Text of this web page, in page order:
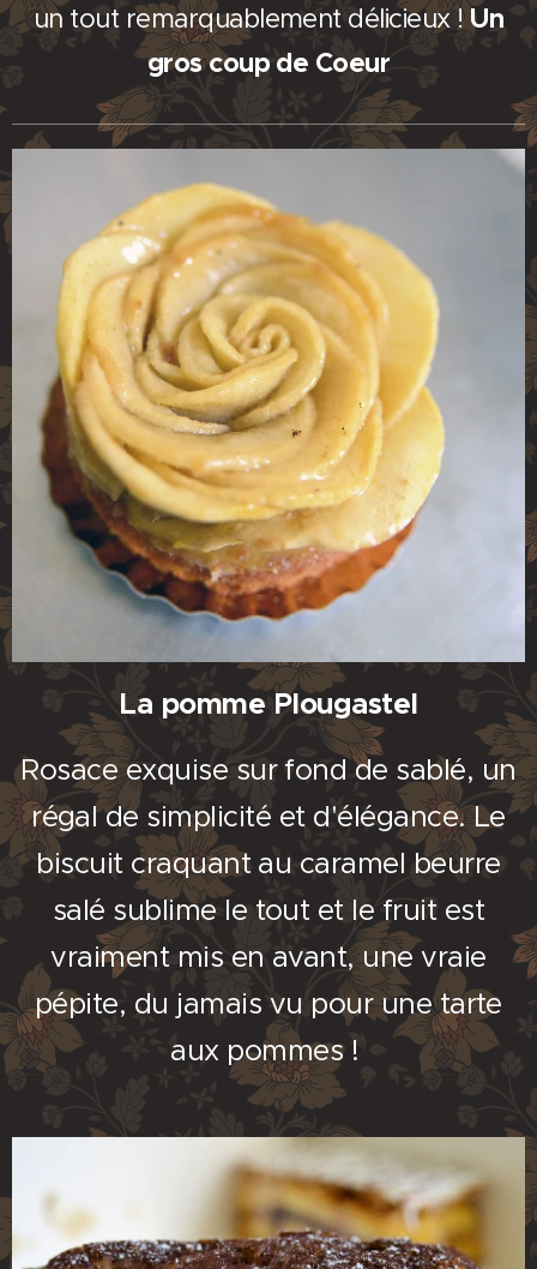
un tout remarquablement délicieux !Un
gros coup de Coeur
La pomme Plougastel
Rosace exquise sur fond de sablé, un
régal de simplicité et d'élégance. Le
biscuit craquant au caramel beurre
salé sublime le tout et le fruit est
vraiment mis en avant, une vraie
pépite, du jamais vu pour une tarte
aux pommes !